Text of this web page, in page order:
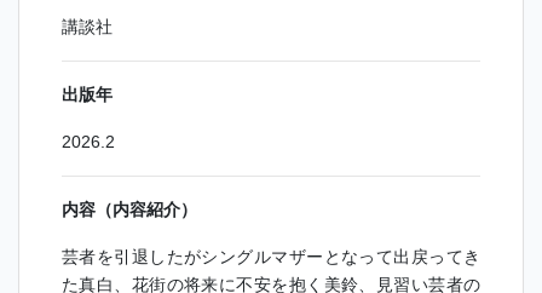
講談社
出版年
2026.2
内容（内容紹介）
芸者を引退したがシングルマザーとなって出戻ってき
た真白、花街の将来に不安を抱く美鈴、見習い芸者の